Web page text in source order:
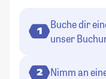
1
Buche dir
unser
2 Nimm an